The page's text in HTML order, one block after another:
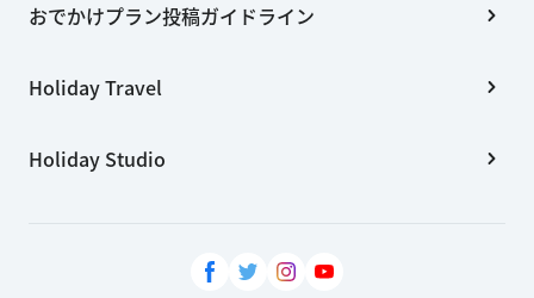
おでかけプラン投稿ガイドライン
Holiday Travel
Holiday Studio